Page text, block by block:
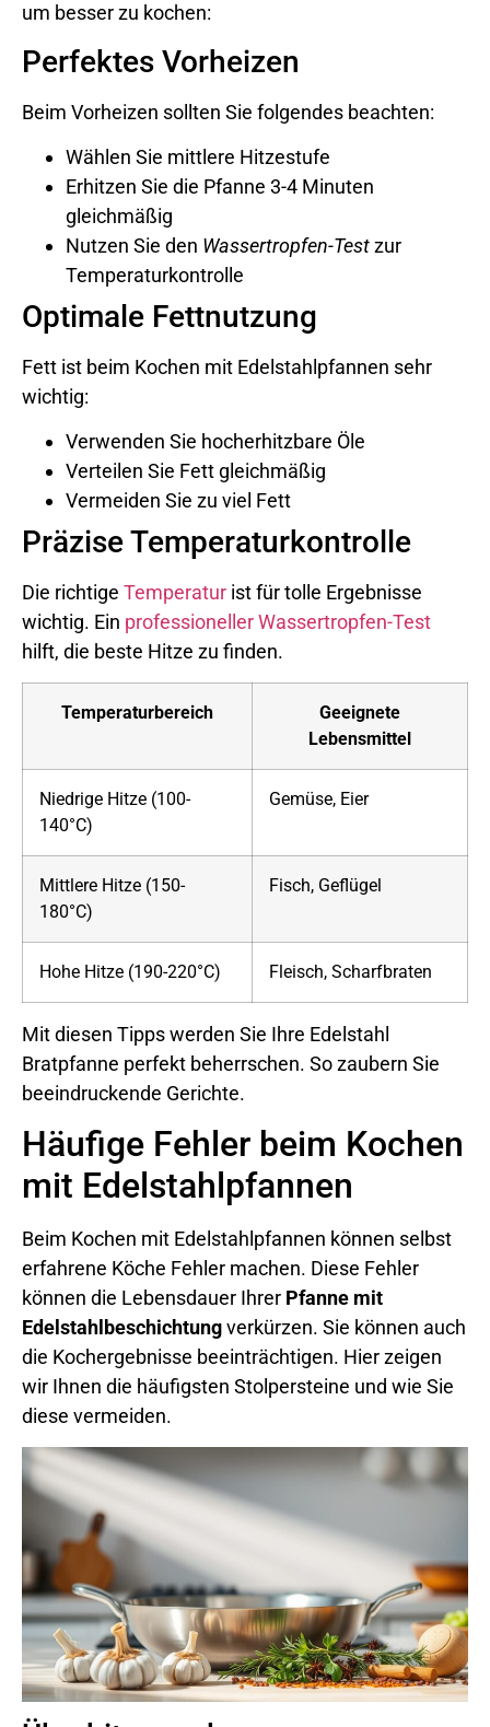
um besser zu kochen:
Perfektes Vorheizen
Beim Vorheizen sollten Sie folgendes beachten:
Wählen Sie mittlere Hitzestufe
Erhitzen Sie die Pfanne 3-4 Minuten
gleichmäßig
Nutzen Sie den Wassertropfen-Testzur
Temperaturkontrolle
Optimale Fettnutzung
Fett ist beim Kochen mit Edelstahlpfannen sehr
wichtig:
Verwenden Sie hocherhitzbare Öle
Verteilen Sie Fett gleichmäßig
Vermeiden Sie zu viel Fett
Präzise Temperaturkontrolle
Die richtige Temperatur ist für tolle Ergebnisse
wichtig. Ein professioneller Wassertropfen-Test
hilft, die beste Hitze zu finden.
Temperaturbereich
Geeignete
Lebensmittel
Niedrige Hitze (100-
140°C)
Gemüse, Eier
Mittlere Hitze (150-
180°C)
Fisch, Geflügel
Hohe Hitze (190-220°C) Fleisch, Scharfbraten
Mit diesen Tipps werden Sie Ihre Edelstahl
Bratpfanne perfekt beherrschen. So zaubern Sie
beeindruckende Gerichte.
Häufige Fehler beim Kochen
mit Edelstahlpfannen
Beim Kochen mit Edelstahlpfannen können selbst
erfahrene Köche Fehler machen. Diese Fehler
können die Lebensdauer Ihrer Pfanne mit
Edelstahlbeschichtungverkürzen. Sie können auch
die Kochergebnisse beeinträchtigen. Hier zeigen
wir Ihnen die häufigsten Stolpersteine und wie Sie
diese vermeiden.